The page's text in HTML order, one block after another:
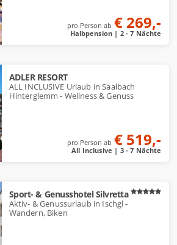
pro Person ab € 269,-
Halbpension | 2 - 7 Nächte
ADLER RESORT
ALL INCLUSIVE Urlaub in Saalbach
Hinterglemm - Wellness & Genuss
pro Person ab € 519,-
All Inclusive | 3 - 7 Nächte
Sport- & Genusshotel Silvretta
Aktiv- & Genussurlaub in Ischgl -
Wandern, Biken